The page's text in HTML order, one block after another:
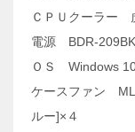
ＣＰＵクーラー
電源 BDR-
ＯＳ Windows
ケースファン
ルー]×４